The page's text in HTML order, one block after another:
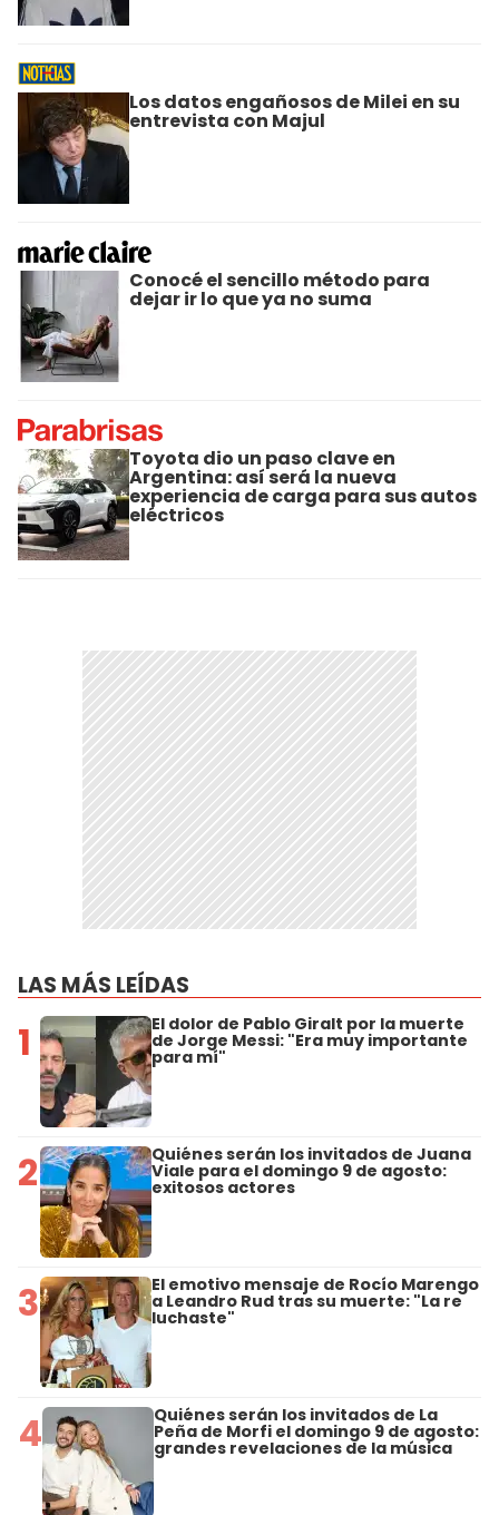
Los datos engañosos de Milei en su
entrevista con Majul
Conocé el sencillo método para
dejar ir lo que ya no suma
Toyota dio un paso clave en
Argentina: así será la nueva
experiencia de carga para sus autos
eléctricos
LAS MÁS LEÍDAS
1 El dolor de Pablo Giralt por la muerte
de Jorge Messi: "Era muy importante
para mí"
2 Quiénes serán los invitados de Juana
Viale para el domingo 9 de agosto:
exitosos actores
3 El emotivo mensaje de Rocío Marengo
a Leandro Rud tras su muerte: "La re
luchaste"
4 Quiénes serán los invitados de La
Peña de Morfi el domingo 9 de agosto:
grandes revelaciones de la música